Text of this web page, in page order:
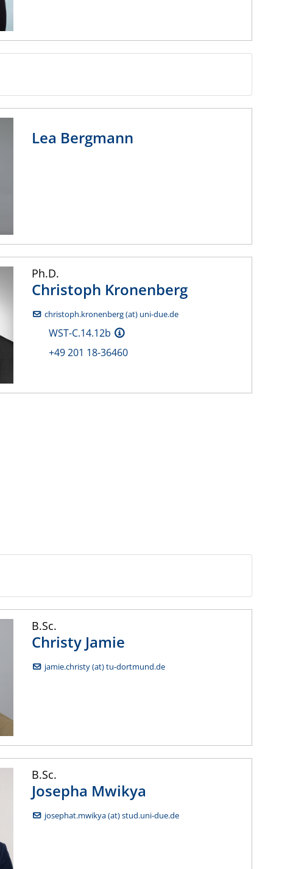
Lea Bergmann
Ph.D.
Christoph Kronenberg
christoph.kronenberg (at) uni-due.de
WST-C.14.12b
+49 201 18-36460
B.Sc.
Christy Jamie
jamie.christy (at) tu-dortmund.de
B.Sc.
Josepha Mwikya
josephat.mwikya (at) stud.uni-due.de